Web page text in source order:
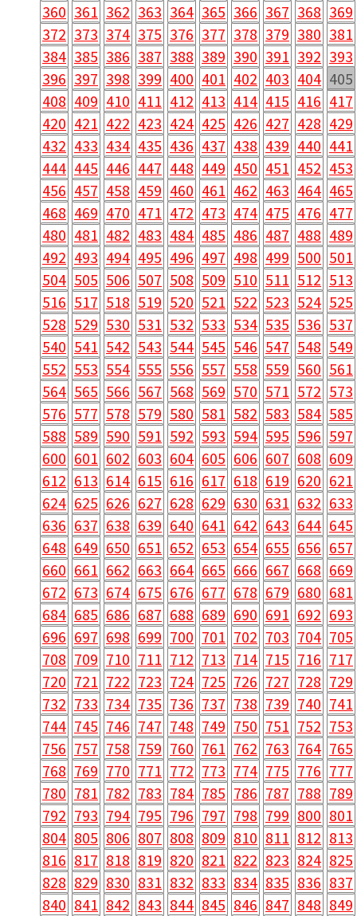
360 361 362 363 364 365 366 367 368 369
372 373 374 375 376 377 378 379 380 381
384 385 386 387 388 389 390 391 392 393
396 397 398 399 400 401 402 403 404 405
408 409 410 411 412 413 414 415 416 417
420 421 422 423 424 425 426 427 428 429
432 433 434 435 436 437 438 439 440 441
444 445 446 447 448 449 450 451 452 453
456 457 458 459 460 461 462 463 464 465
468 469 470 471 472 473 474 475 476 477
480 481 482 483 484 485 486 487 488 489
492 493 494 495 496 497 498 499 500 501
504 505 506 507 508 509 510 511 512 513
516 517 518 519 520 521 522 523 524 525
528 529 530 531 532 533 534 535 536 537
540 541 542 543 544 545 546 547 548 549
552 553 554 555 556 557 558 559 560 561
564 565 566 567 568 569 570 571 572 573
576 577 578 579 580 581 582 583 584 585
588 589 590 591 592 593 594 595 596 597
600 601 602 603 604 605 606 607 608 609
612 613 614 615 616 617 618 619 620 621
624 625 626 627 628 629 630 631 632 633
636 637 638 639 640 641 642 643 644 645
648 649 650 651 652 653 654 655 656 657
660 661 662 663 664 665 666 667 668 669
672 673 674 675 676 677 678 679 680 681
684 685 686 687 688 689 690 691 692 693
696 697 698 699 700 701 702 703 704 705
708 709 710 711 712 713 714 715 716 717
720 721 722 723 724 725 726 727 728 729
732 733 734 735 736 737 738 739 740 741
744 745 746 747 748 749 750 751 752 753
756 757 758 759 760 761 762 763 764 765
768 769 770 771 772 773 774 775 776 777
780 781 782 783 784 785 786 787 788 789
792 793 794 795 796 797 798 799 800 801
804 805 806 807 808 809 810 811 812 813
816 817 818 819 820 821 822 823 824 825
828 829 830 831 832 833 834 835 836 837
840 841 842 843 844 845 846 847 848 849